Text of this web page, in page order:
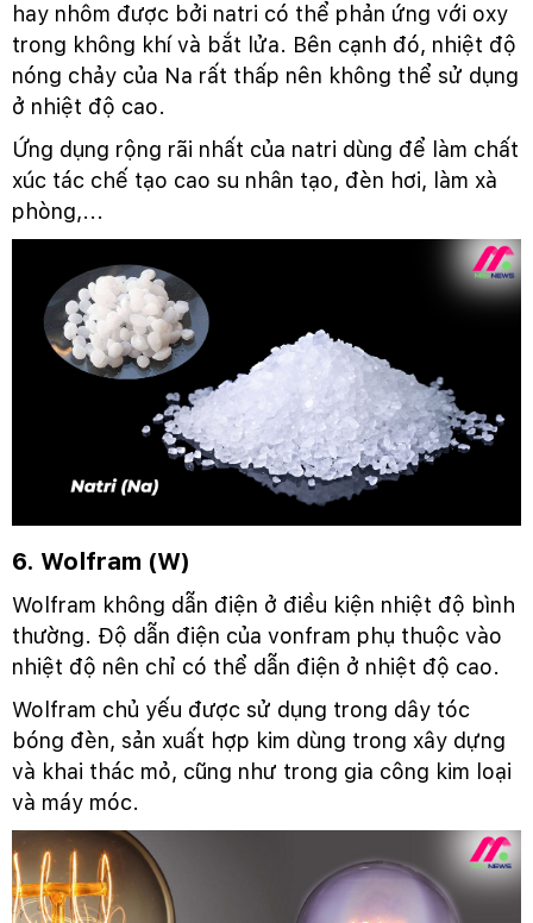
hay nhôm được bởi natri có thể phản ứng với oxy
trong không khí và bắt lửa. Bên cạnh đó, nhiệt độ
nóng chảy của Na rất thấp nên không thể sử dụng
ở nhiệt độ cao.
Ứng dụng rộng rãi nhất của natri dùng để làm chất
xúc tác chế tạo cao su nhân tạo, đèn hơi, làm xà
phòng,...
6. Wolfram (W)
Wolfram không dẫn điện ở điều kiện nhiệt độ bình
thường. Độ dẫn điện của vonfram phụ thuộc vào
nhiệt độ nên chỉ có thể dẫn điện ở nhiệt độ cao.
Wolfram chủ yếu được sử dụng trong dây tóc
bóng đèn, sản xuất hợp kim dùng trong xây dựng
và khai thác mỏ, cũng như trong gia công kim loại
và máy móc.